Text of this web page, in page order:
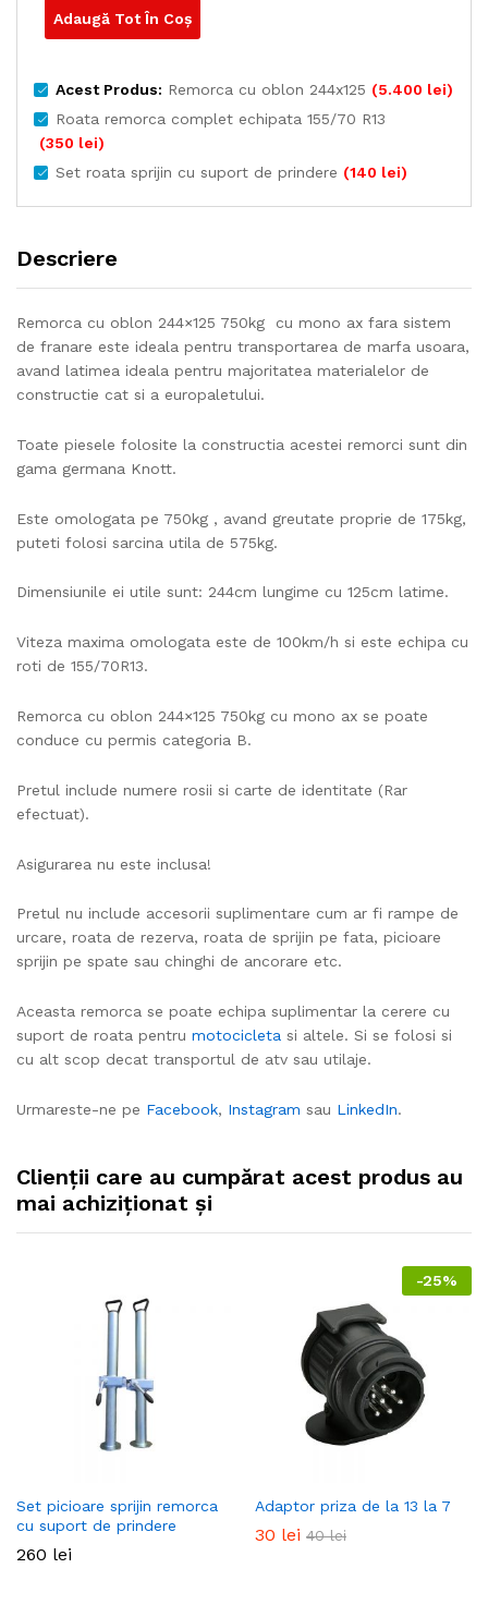
Adaugă Tot În Coș
Acest Produs: Remorca cu oblon 244x125 (5.400 lei)
Roata remorca complet echipata 155/70 R13
(350 lei)
Set roata sprijin cu suport de prindere (140 lei)
Descriere
Remorca cu oblon 244×125 750kg cu mono ax fara sistem
de franare este ideala pentru transportarea de marfa usoara,
avand latimea ideala pentru majoritatea materialelor de
constructie cat si a europaletului.
Toate piesele folosite la constructia acestei remorci sunt din
gama germana Knott.
Este omologata pe 750kg , avand greutate proprie de 175kg,
puteti folosi sarcina utila de 575kg.
Dimensiunile ei utile sunt: 244cm lungime cu 125cm latime.
Viteza maxima omologata este de 100km/h si este echipa cu
roti de 155/70R13.
Remorca cu oblon 244×125 750kg cu mono ax se poate
conduce cu permis categoria B.
Pretul include numere rosii si carte de identitate (Rar
efectuat).
Asigurarea nu este inclusa!
Pretul nu include accesorii suplimentare cum ar fi rampe de
urcare, roata de rezerva, roata de sprijin pe fata, picioare
sprijin pe spate sau chinghi de ancorare etc.
Aceasta remorca se poate echipa suplimentar la cerere cu
suport de roata pentru motocicleta si altele. Si se folosi si
cu alt scop decat transportul de atv sau utilaje.
Urmareste-ne pe Facebook, Instagram sau LinkedIn.
Clienții care au cumpărat acest produs au
mai achiziționat și
Set picioare sprijin remorca
cu suport de prindere
260 lei
-25%
Adaptor priza de la 13 la 7
30 lei 40lei